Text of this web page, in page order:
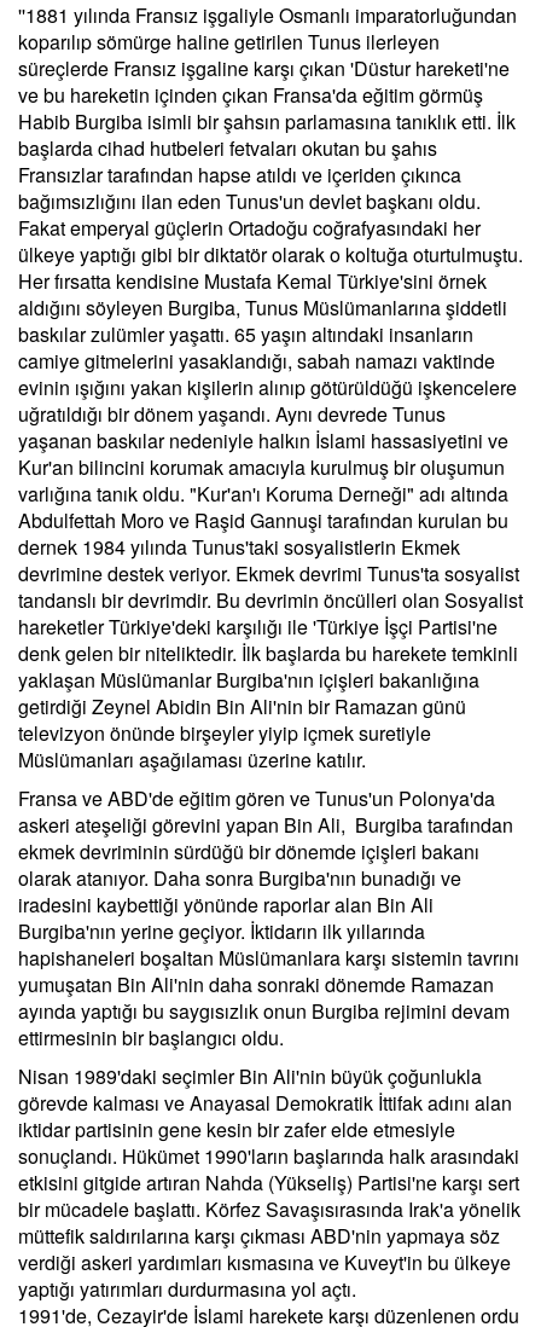
''1881 yılında Fransız işgaliyle Osmanlı imparatorluğundan
koparılıp sömürge haline getirilen Tunus ilerleyen
süreçlerde Fransız işgaline karşı çıkan 'Düstur hareketi'ne
ve bu hareketin içinden çıkan Fransa'da eğitim görmüş
Habib Burgiba isimli bir şahsın parlamasına tanıklık etti. İlk
başlarda cihad hutbeleri fetvaları okutan bu şahıs
Fransızlar tarafından hapse atıldı ve içeriden çıkınca
bağımsızlığını ilan eden Tunus'un devlet başkanı oldu.
Fakat emperyal güçlerin Ortadoğu coğrafyasındaki her
ülkeye yaptığı gibi bir diktatör olarak o koltuğa oturtulmuştu.
Her fırsatta kendisine Mustafa Kemal Türkiye'sini örnek
aldığını söyleyen Burgiba, Tunus Müslümanlarına şiddetli
baskılar zulümler yaşattı. 65 yaşın altındaki insanların
camiye gitmelerini yasaklandığı, sabah namazı vaktinde
evinin ışığını yakan kişilerin alınıp götürüldüğü işkencelere
uğratıldığı bir dönem yaşandı. Aynı devrede Tunus
yaşanan baskılar nedeniyle halkın İslami hassasiyetini ve
Kur'an bilincini korumak amacıyla kurulmuş bir oluşumun
varlığına tanık oldu. "Kur'an'ı Koruma Derneği" adı altında
Abdulfettah Moro ve Raşid Gannuşi tarafından kurulan bu
dernek 1984 yılında Tunus'taki sosyalistlerin Ekmek
devrimine destek veriyor. Ekmek devrimi Tunus'ta sosyalist
tandanslı bir devrimdir. Bu devrimin öncülleri olan Sosyalist
hareketler Türkiye'deki karşılığı ile 'Türkiye İşçi Partisi'ne
denk gelen bir niteliktedir. İlk başlarda bu harekete temkinli
yaklaşan Müslümanlar Burgiba'nın içişleri bakanlığına
getirdiği Zeynel Abidin Bin Ali'nin bir Ramazan günü
televizyon önünde birşeyler yiyip içmek suretiyle
Müslümanları aşağılaması üzerine katılır.
Fransa ve ABD'de eğitim gören ve Tunus'un Polonya'da
askeri ateşeliği görevini yapan Bin Ali, Burgiba tarafından
ekmek devriminin sürdüğü bir dönemde içişleri bakanı
olarak atanıyor. Daha sonra Burgiba'nın bunadığı ve
iradesini kaybettiği yönünde raporlar alan Bin Ali
Burgiba'nın yerine geçiyor. İktidarın ilk yıllarında
hapishaneleri boşaltan Müslümanlara karşı sistemin tavrını
yumuşatan Bin Ali'nin daha sonraki dönemde Ramazan
ayında yaptığı bu saygısızlık onun Burgiba rejimini devam
ettirmesinin bir başlangıcı oldu.
Nisan 1989'daki seçimler Bin Ali'nin büyük çoğunlukla
görevde kalması ve Anayasal Demokratik İttifak adını alan
iktidar partisinin gene kesin bir zafer elde etmesiyle
sonuçlandı. Hükümet 1990'ların başlarında halk arasındaki
etkisini gitgide artıran Nahda (Yükseliş) Partisi'ne karşı sert
bir mücadele başlattı. Körfez Savaşısırasında Irak'a yönelik
müttefik saldırılarına karşı çıkması ABD'nin yapmaya söz
verdiği askeri yardımları kısmasına ve Kuveyt'in bu ülkeye
yaptığı yatırımları durdurmasına yol açtı.
1991'de, Cezayir'de İslami harekete karşı düzenlenen ordu